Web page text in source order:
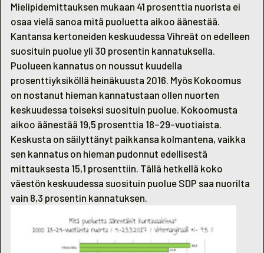
Mielipidemittauksen mukaan 41 prosenttia nuorista ei
osaa vielä sanoa mitä puoluetta aikoo äänestää.
Kantansa kertoneiden keskuudessa Vihreät on edelleen
suosituin puolue yli 30 prosentin kannatuksella.
Puolueen kannatus on noussut kuudella
prosenttiyksiköllä heinäkuusta 2016. Myös Kokoomus
on nostanut hieman kannatustaan ollen nuorten
keskuudessa toiseksi suosituin puolue. Kokoomusta
aikoo äänestää 19,5 prosenttia 18–29-vuotiaista.
Keskusta on säilyttänyt paikkansa kolmantena, vaikka
sen kannatus on hieman pudonnut edellisestä
mittauksesta 15,1 prosenttiin. Tällä hetkellä koko
väestön keskuudessa suosituin puolue SDP saa nuorilta
vain 8,3 prosentin kannatuksen.